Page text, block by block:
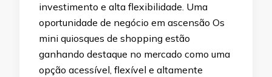
investimento e alta flexibilidade. Uma
oportunidade de negócio em ascensão Os
mini quiosques de shopping estão
ganhando destaque no mercado como uma
opção acessível, flexível e altamente